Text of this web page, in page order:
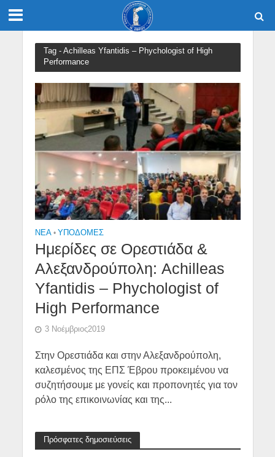
Tag - Achilleas Yfantidis – Phychologist of High
Performance
NEA • ΥΠΟΔΟΜΈΣ
Ημερίδες σε Ορεστιάδα &
Αλεξανδρούπολη: Achilleas
Yfantidis – Phychologist of
High Performance
3 Νοέμβριος2019
Στην Ορεστιάδα και στην Αλεξανδρούπολη,
καλεσμένος της ΕΠΣ Έβρου προκειμένου να
συζητήσουμε με γονείς και προπονητές για τον
ρόλο της επικοινωνίας και της...
Πρόσφατες δημοσιεύσεις